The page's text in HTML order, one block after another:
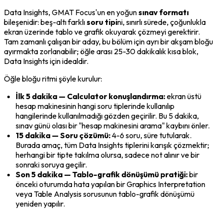
Data Insights, GMAT Focus'un en yoğun sınav formatı
bileşenidir: beş-altı farklı soru tipini, sınırlı sürede, çoğunlukla
ekran üzerinde tablo ve grafik okuyarak çözmeyi gerektirir.
Tam zamanlı çalışan bir aday, bu bölüm için ayrı bir akşam bloğu
ayırmakta zorlanabilir; öğle arası 25-30 dakikalık kısa blok,
Data Insights için idealdir.
Öğle bloğu ritmi şöyle kurulur:
İlk 5 dakika — Calculator konuşlandırma: ekran üstü
hesap makinesinin hangi soru tiplerinde kullanılıp
hangilerinde kullanılmadığı gözden geçirilir. Bu 5 dakika,
sınav günü olası bir "hesap makinesini arama" kaybını önler.
15 dakika — Soru çözümü: 4-6 soru, süre tutularak.
Burada amaç, tüm Data Insights tiplerini karışık çözmektir;
herhangi bir tipte takılma olursa, sadece not alınır ve bir
sonraki soruya geçilir.
Son 5 dakika — Tablo-grafik dönüşümü pratiği: bir
önceki oturumda hata yapılan bir Graphics Interpretation
veya Table Analysis sorusunun tablo-grafik dönüşümü
yeniden yapılır.